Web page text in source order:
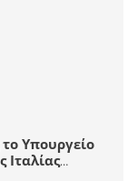
Υπουργείο
Ιταλίας
Ασία.